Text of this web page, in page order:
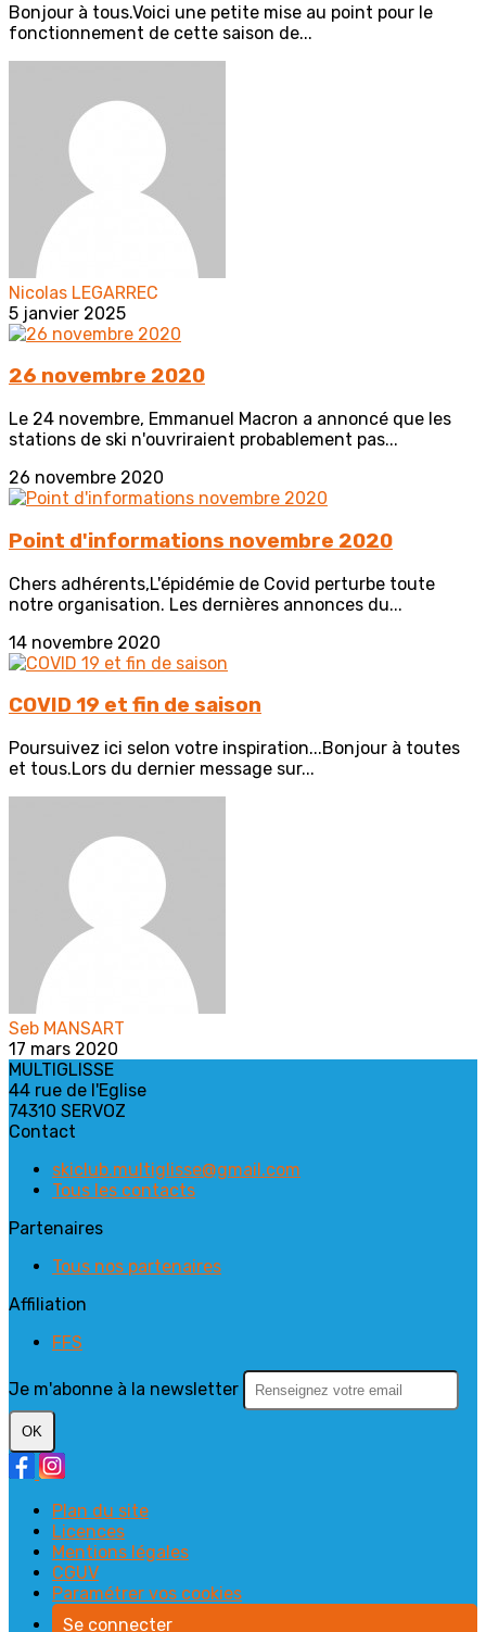
Bonjour à tous.Voici une petite mise au point pour le
fonctionnement de cette saison de...
Nicolas LEGARREC
5 janvier 2025
26 novembre 2020
Le 24 novembre, Emmanuel Macron a annoncé que les
stations de ski n'ouvriraient probablement pas...
26 novembre 2020
Point d'informations novembre 2020
Chers adhérents,L'épidémie de Covid perturbe toute
notre organisation. Les dernières annonces du...
14 novembre 2020
COVID 19 et fin de saison
Poursuivez ici selon votre inspiration...Bonjour à toutes
et tous.Lors du dernier message sur...
Seb MANSART
17 mars 2020
MULTIGLISSE
44 rue de l'Eglise
74310 SERVOZ
Contact
skiclub.multiglisse@gmail.com
Tous les contacts
Partenaires
Tous nos partenaires
Affiliation
FFS
Je m'abonne à la newsletter
OK
Plan du site
Licences
Mentions légales
CGUV
Paramétrer vos cookies
Se connecter